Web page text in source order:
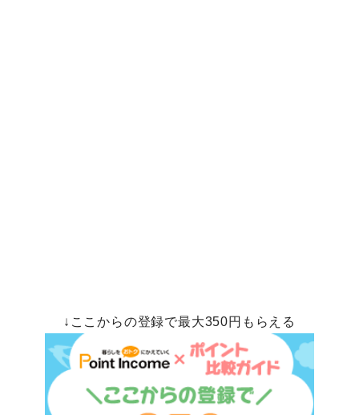
↓ここからの登録で最大350円もらえる